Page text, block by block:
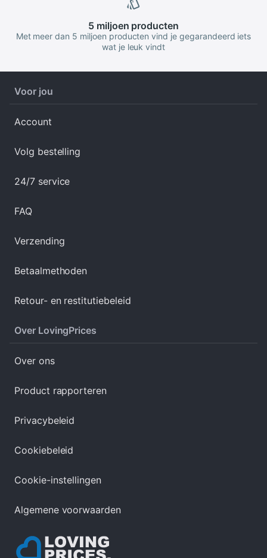
5 miljoen producten
Met meer dan 5 miljoen producten vind je gegarandeerd iets
wat je leuk vindt
Voor jou
Account
Volg bestelling
24/7 service
FAQ
Verzending
Betaalmethoden
Retour- en restitutiebeleid
Over LovingPrices
Over ons
Product rapporteren
Privacybeleid
Cookiebeleid
Cookie-instellingen
Algemene voorwaarden